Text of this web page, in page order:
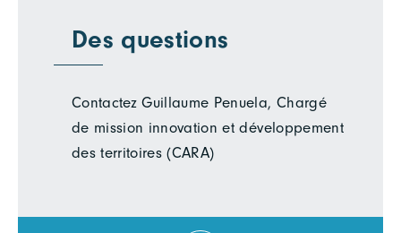
Des questions
Contactez Guillaume Penuela, Chargé
de mission innovation et développement
des territoires (CARA)